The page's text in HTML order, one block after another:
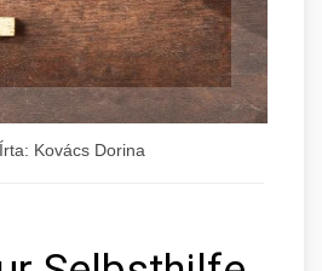
Írta: Kovács Dorina